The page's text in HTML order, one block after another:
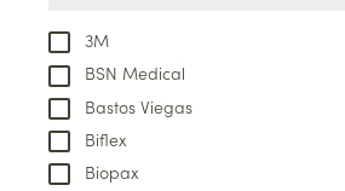
3M
BSN Medical
Bastos Viegas
Biflex
Biopax